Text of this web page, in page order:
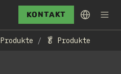
Kontakt
Produkte / 🥬 Produkte